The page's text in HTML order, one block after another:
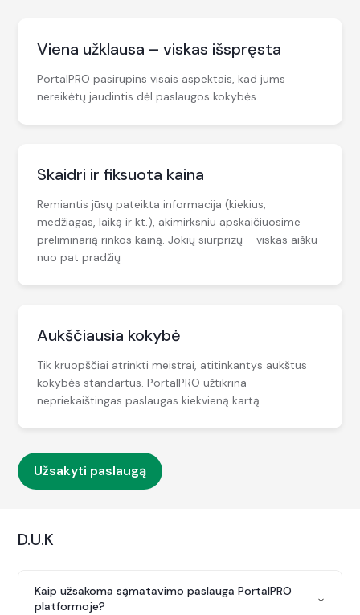
Viena užklausa – viskas išspręsta
PortalPRO pasirūpins visais aspektais, kad jums
nereikėtų jaudintis dėl paslaugos kokybės
Skaidri ir fiksuota kaina
Remiantis jūsų pateikta informacija (kiekius,
medžiagas, laiką ir kt.), akimirksniu apskaičiuosime
preliminarią rinkos kainą. Jokių siurprizų – viskas aišku
nuo pat pradžių
Aukščiausia kokybė
Tik kruopščiai atrinkti meistrai, atitinkantys aukštus
kokybės standartus. PortalPRO užtikrina
nepriekaištingas paslaugas kiekvieną kartą
Užsakyti paslaugą
D.U.K
Kaip užsakoma sąmatavimo paslauga PortalPRO
platformoje?